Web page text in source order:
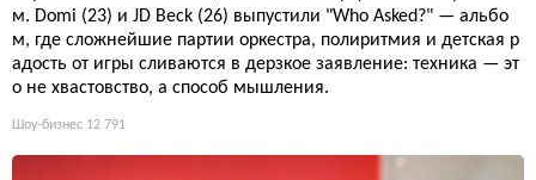
м. Domi (23) и JD Beck (26) выпустили "Who Asked?" — альбо
м, где сложнейшие партии оркестра, полиритмия и детская р
адость от игры сливаются в дерзкое заявление: техника — эт
о не хвастовство, а способ мышления.
Шоу-бизнес 12 791